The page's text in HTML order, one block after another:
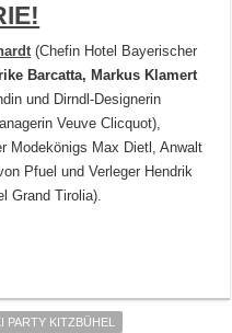
(Chefin Hotel Bayerischer
Barcatta, Markus Klamert
und Dirndl-Designerin
Veuve Clicquot),
Modekönigs Max Dietl, Anwalt
Pfuel und Verleger Hendrik
Grand Tirolia).
PARTY KITZBÜHEL